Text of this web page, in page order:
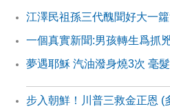
江澤民祖孫三代醜聞好大一
一個真實新聞:男孩轉生爲抓
夢遇耶穌 汽油潑身燒3次 毫
步入朝鮮！川普三救金正恩 (